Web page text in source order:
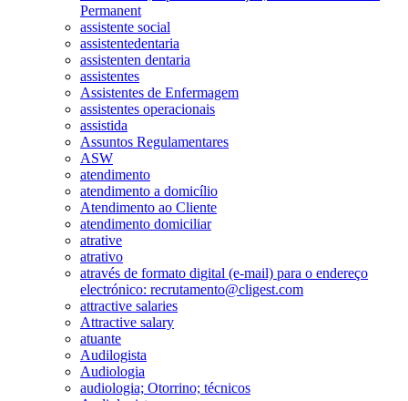
Permanent
assistente social
assistentedentaria
assistenten dentaria
assistentes
Assistentes de Enfermagem
assistentes operacionais
assistida
Assuntos Regulamentares
ASW
atendimento
atendimento a domicílio
Atendimento ao Cliente
atendimento domiciliar
atrative
atrativo
através de formato digital (e-mail) para o endereço
electrónico: recrutamento@cligest.com
attractive salaries
Attractive salary
atuante
Audilogista
Audiologia
audiologia; Otorrino; técnicos